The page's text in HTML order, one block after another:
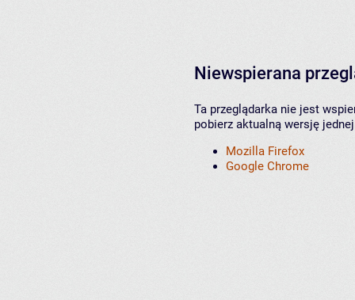
Niewspierana
Ta przeglądarka nie jest
pobierz aktualną wersję
Mozilla Firefox
Google Chrome